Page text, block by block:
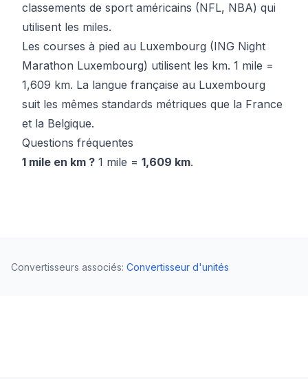
classements de sport américains (NFL, NBA) qui
utilisent les miles.
Les courses à pied au Luxembourg (ING Night
Marathon Luxembourg) utilisent les km. 1 mile =
1,609 km. La langue française au Luxembourg
suit les mêmes standards métriques que la France
et la Belgique.
Questions fréquentes
1 mile en km ? 1 mile = 1,609 km.
Convertisseurs associés: Convertisseur d'unités